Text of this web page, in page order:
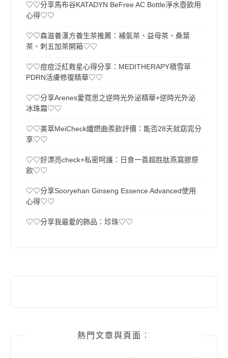
♡♡分享馬布谷KATADYN BeFree AC Bottle淨水壺飲用
心得♡♡
♡♡森滋養漢方養生茶推薦：補氣茶、益母茶、桑葉
茶、刺五加茶開箱♡♡
♡♡痘痘泛紅救星心得分享：MEDITHERAPY積雪草
PDRN活膚修復精華♡♡
♡♡分享Arenes愛霓思之逆時光外泌精華+逆時光外泌
冰珠霜♡♡
♡♡美萃MeiCheck纖燃曲羨飲評價：能否28天就窈窕分
享♡♡
♡♡好漂亮check+私密呵護：日食一善超胜肽燕窩膠原
飲♡♡
♡♡分享Sooryehan Ginseng Essence Advanced使用
心得♡♡
♡♡分享我最愛的飾品：珍珠♡♡
熱門文章與頁面︰